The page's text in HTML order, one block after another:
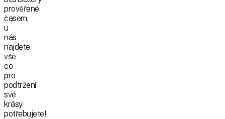
prověřené
časem,
u
nás
najdete
vše
co
pro
podtržení
své
krásy
potřebujete!